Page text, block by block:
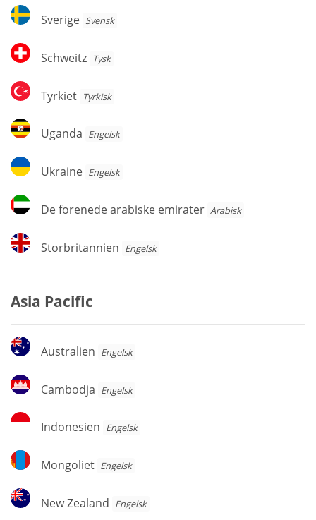
Sverige
Sverige Svensk
Schweitz
Schweitz Tysk
Tyrkiet
Tyrkiet Tyrkisk
Uganda
Uganda Engelsk
Ukraine
Ukraine Engelsk
De
forenede
emirater
De forenede arabiske emirater Arabisk
Storbritannien
Storbritannien Engelsk
Asia Pacific
Australien
Australien Engelsk
Cambodja
Cambodja Engelsk
Indonesien
Indonesien Engelsk
Mongoliet
Mongoliet Engelsk
New
Zealand
New Zealand Engelsk